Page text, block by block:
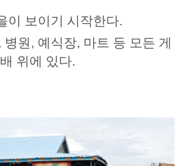
이 보이기 시작한다.
원, 예식장, 마트 등 모든 게
배 위에 있다.